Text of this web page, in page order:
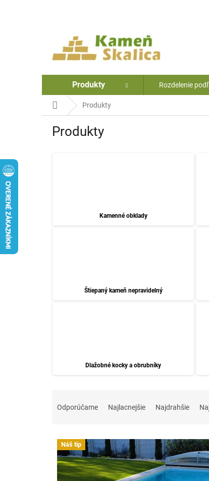
Produkty Rozdelenie
DomovProdukty
Produkty
Kamenné obklady
Štiepaný kameň nepravidelný
Dlažobné kocky a obrubníky
Odporúčame Najlacnejšie Najdrahšie
V Náš tip